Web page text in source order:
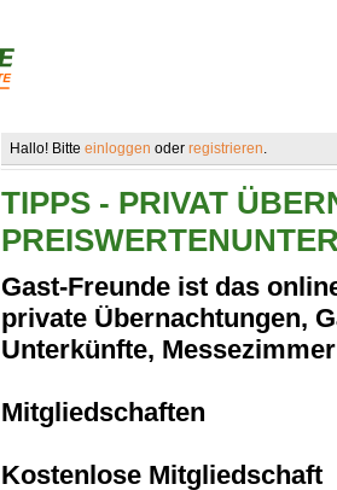
Hallo! Bitte einloggen oder registrieren.
TIPPS - PRIVAT
Gast-Freunde ist das
private Übernachtungen,
Unterkünfte,
Mitgliedschaften
Kostenlose Mitgliedschaft